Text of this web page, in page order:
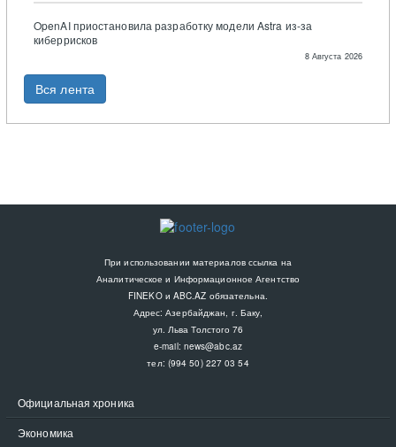
OpenAI приостановила разработку модели Astra из-за
киберрисков
8 Августа 2026
Вся лента
При использовании материалов ссылка на
Аналитическое и Информационное Агентство
FINEKO и ABC.AZ обязательна.
Адрес: Азербайджан, г. Баку,
ул. Льва Толстого 76
e-mail: news@abc.az
тел: (994 50) 227 03 54
Официальная хроника
Экономика